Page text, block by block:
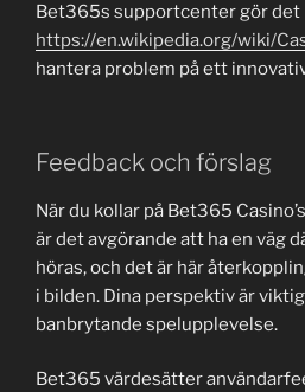
Bet365s supportcenter gör det
https://en.wikipedia.org/wiki/
hantera problem på ett
Feedback och förslag
När du kollar på Bet365
är det avgörande att ha en väg
höras, och det är här
i bilden. Dina perspektiv är
banbrytande spelupplevelse.
Bet365 värdesätter